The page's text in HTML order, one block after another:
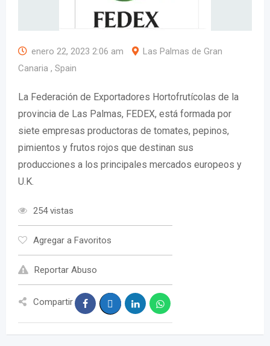
enero 22, 2023 2:06 am
Las Palmas de Gran
Canaria , Spain
La Federación de Exportadores Hortofrutícolas de la
provincia de Las Palmas, FEDEX, está formada por
siete empresas productoras de tomates, pepinos,
pimientos y frutos rojos que destinan sus
producciones a los principales mercados europeos y
U.K.
254 vistas
Agregar a Favoritos
Reportar Abuso
Compartir